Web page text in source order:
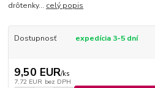
drôtenky... celý popis
Dostupnosť expedícia 3-5 dní
9,50 EUR/ks
7,72 EUR bez DPH